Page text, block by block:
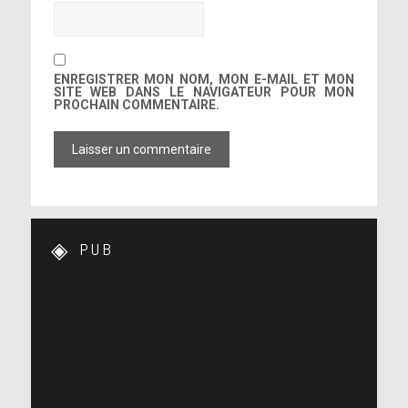
Voir sur Twitter
Une colombe portant une branche d’olivier. Puissions-
ENREGISTRER MON NOM, MON E-MAIL ET MON
SITE WEB DANS LE NAVIGATEUR POUR MON
PROCHAIN COMMENTAIRE.
PUB